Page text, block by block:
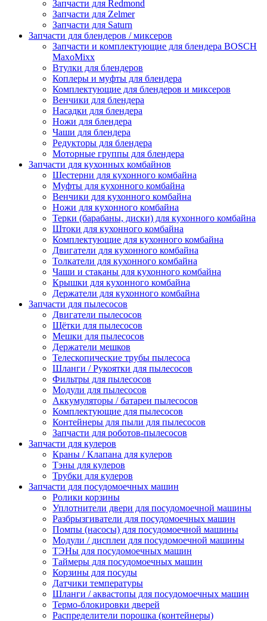
Запчасти для Redmond
Запчасти для Zelmer
Запчасти для Saturn
Запчасти для блендеров / миксеров
Запчасти и комплектующие для блендера BOSCH
MaxoMixx
Втулки для блендеров
Коплеры и муфты для блендера
Комплектующие для блендеров и миксеров
Венчики для блендера
Насадки для блендера
Ножи для блендера
Чаши для блендера
Редукторы для блендера
Моторные группы для блендера
Запчасти для кухонных комбайнов
Шестерни для кухонного комбайна
Муфты для кухонного комбайна
Венчики для кухонного комбайна
Ножи для кухонного комбайна
Терки (барабаны, диски) для кухонного комбайна
Штоки для кухонного комбайна
Комплектующие для кухонного комбайна
Двигатели для кухонного комбайна
Толкатели для кухонного комбайна
Чаши и стаканы для кухонного комбайна
Крышки для кухонного комбайна
Держатели для кухонного комбайна
Запчасти для пылесосов
Двигатели пылесосов
Щётки для пылесосов
Мешки для пылесосов
Держатели мешков
Телескопические трубы пылесоса
Шланги / Рукоятки для пылесосов
Фильтры для пылесосов
Модули для пылесосов
Аккумуляторы / батареи пылесосов
Комплектующие для пылесосов
Контейнеры для пыли для пылесосов
Запчасти для роботов-пылесосов
Запчасти для кулеров
Краны / Клапана для кулеров
Тэны для кулеров
Трубки для кулеров
Запчасти для посудомоечных машин
Ролики корзины
Уплотнители двери для посудомоечной машины
Разбрызгиватели для посудомоечных машин
Помпы (насосы) для посудомоечной машины
Модули / дисплеи для посудомоечной машины
ТЭНы для посудомоечных машин
Таймеры для посудомоечных машин
Корзины для посуды
Датчики температуры
Шланги / аквастопы для посудомоечных машин
Термо-блокировки дверей
Распределители порошка (контейнеры)